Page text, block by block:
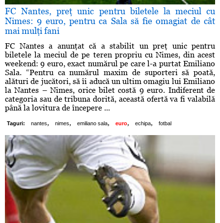
FC Nantes, preţ unic pentru biletele la meciul cu
Nimes: 9 euro, pentru ca Sala să fie omagiat de cât
mai mulţi fani
FC Nantes a anunţat că a stabilit un preţ unic pentru
biletele la meciul de pe teren propriu cu Nimes, din acest
weekend: 9 euro, exact numărul pe care l-a purtat Emiliano
Sala. “Pentru ca numărul maxim de suporteri să poată,
alături de jucători, să îi aducă un ultim omagiu lui Emiliano
la Nantes – Nimes, orice bilet costă 9 euro. Indiferent de
categoria sau de tribuna dorită, această ofertă va fi valabilă
până la lovitura de începere ...
Taguri: nantes, nimes, emiliano sala, euro, echipa, fotbal